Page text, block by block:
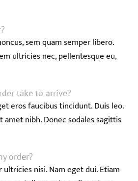
sem quam semper libero.
ultricies nec, pellentesque eu,
take to arrive?
eros faucibus tincidunt. Duis leo.
nibh. Donec sodales sagittis
order?
nisi. Nam eget dui. Etiam